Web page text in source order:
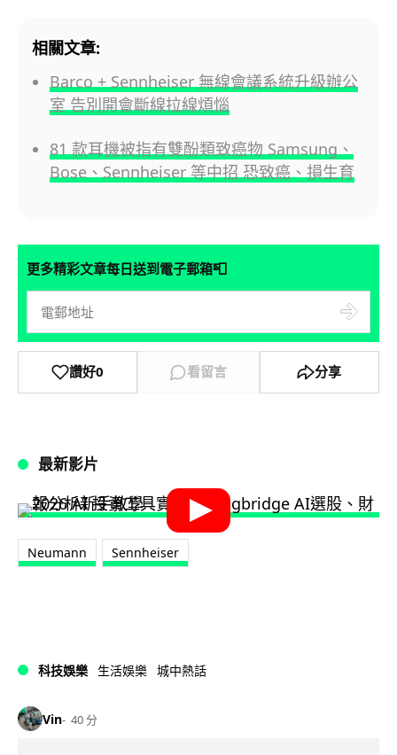
相關文章:
Barco + Sennheiser 無線會議系統升級辦公
室 告別開會斷線拉線煩惱
81 款耳機被指有雙酚類致癌物 Samsung、
Bose、Sennheiser 等中招 恐致癌、損生育
更多精彩文章每日送到電子郵箱📮
讚好0 看留言 分享
最新影片
Neumann Sennheiser
科技娛樂 生活娛樂 城中熱話
Vin 40 分